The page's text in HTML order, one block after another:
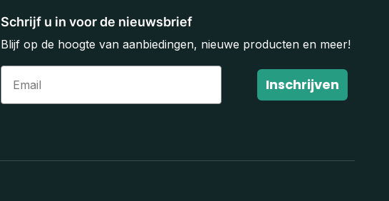
Schrijf u in voor de nieuwsbrief
Blijf op de hoogte van aanbiedingen, nieuwe producten en meer!
Email
Inschrijven